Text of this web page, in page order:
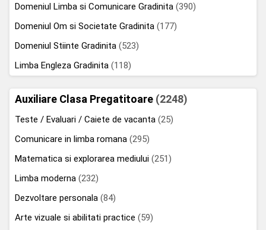
Domeniul Limba si Comunicare Gradinita (390)
Domeniul Om si Societate Gradinita (177)
Domeniul Stiinte Gradinita (523)
Limba Engleza Gradinita (118)
Auxiliare Clasa Pregatitoare (2248)
Teste / Evaluari / Caiete de vacanta (25)
Comunicare in limba romana (295)
Matematica si explorarea mediului (251)
Limba moderna (232)
Dezvoltare personala (84)
Arte vizuale si abilitati practice (59)